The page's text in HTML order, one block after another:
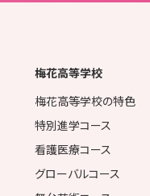
梅花高等学校
梅花高等学校の特色
特別進学コース
看護医療コース
グローバルコース